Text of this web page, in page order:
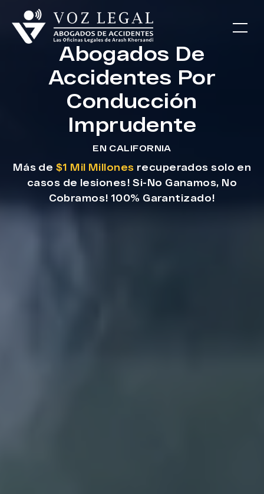
Abogados De
Accidentes Por
Conducción
Imprudente
EN CALIFORNIA
Más de $1 Mil Millones recuperados solo en
casos de lesiones! Si-No Ganamos, No
Cobramos! 100% Garantizado!